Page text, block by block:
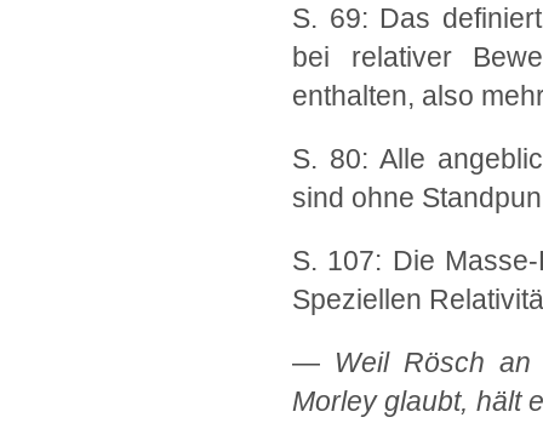
S. 69: Das
bei relativer
enthalten, also
S. 80: Alle
sind ohne
S. 107: Die
Speziellen
— Weil Rösch an
Morley glaubt, hält